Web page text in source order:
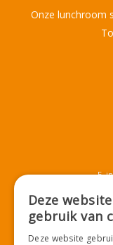
Onze lunchroom
E.
Deze
gebruik van
Deze website